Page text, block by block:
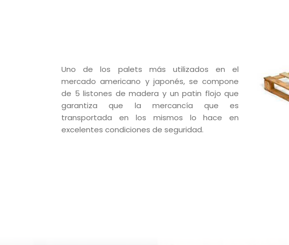
Uno de los palets más utilizados en el
mercado americano y japonés, se compone
de 5 listones de madera y un patin flojo que
garantiza que la mercancía que es
transportada en los mismos lo hace en
excelentes condiciones de seguridad.